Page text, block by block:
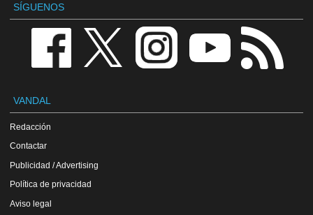
SÍGUENOS
VANDAL
Redacción
Contactar
Publicidad / Advertising
Política de privacidad
Aviso legal